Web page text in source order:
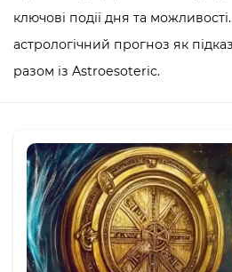
ключові події дня та
астрологічний прогноз як
разом із Astroesoteric.